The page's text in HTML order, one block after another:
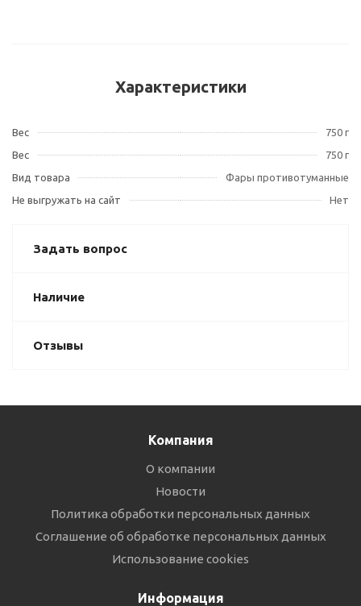
Характеристики
Вес
750 г
Вес
750 г
Вид товара
Фары противотуманные
Не выгружать на сайт
Нет
Задать вопрос
Наличие
Отзывы
Компания
О компании
Новости
Политика обработки персональных данных
Соглашение об обработке персональных данных
Использование cookies
Информация